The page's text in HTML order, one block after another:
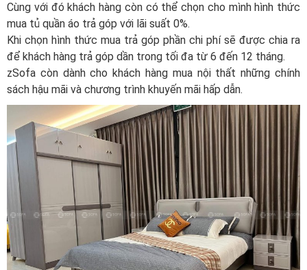
Cùng với đó khách hàng còn có thể chọn cho mình hình thức
mua tủ quần áo trả góp với lãi suất 0%.
Khi chọn hình thức mua trả góp phần chi phí sẽ được chia ra
để khách hàng trả góp dần trong tối đa từ 6 đến 12 tháng.
zSofa còn dành cho khách hàng mua nội thất những chính
sách hậu mãi và chương trình khuyến mãi hấp dẫn.